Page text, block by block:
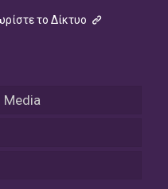
το Δίκτυο
Media